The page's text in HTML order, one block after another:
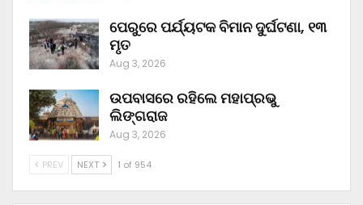
ପେରୁରେ ପର୍ଯ୍ୟଟକ ବିମାନ ଦୁର୍ଘଟଣା, ୧୩
ମୃତ
Aug 3, 2026
ଉପବାସରେ ରହିଲେ ମହାପ୍ରଭୁ
ଲିଙ୍ଗରାଜ
Aug 3, 2026
PREV NEXT 1 of 954